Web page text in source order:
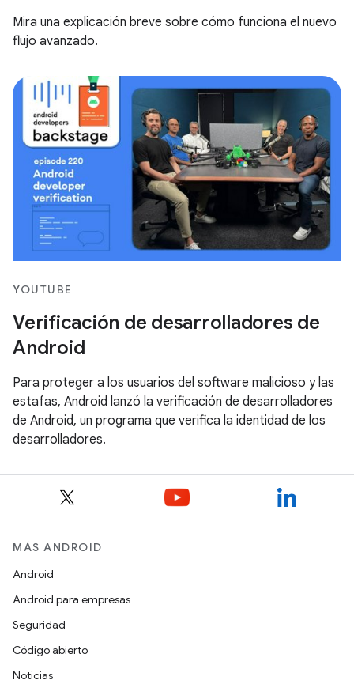
Mira una explicación breve sobre cómo funciona el nuevo
flujo avanzado.
YOUTUBE
Verificación de desarrolladores de
Android
Para proteger a los usuarios del software malicioso y las
estafas, Android lanzó la verificación de desarrolladores
de Android, un programa que verifica la identidad de los
desarrolladores.
MÁS ANDROID
Android
Android para empresas
Seguridad
Código abierto
Noticias